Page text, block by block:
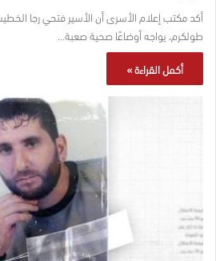
طولكرم، يواجه أوضاعًا صحية صعبة…
أكمل القراءة »